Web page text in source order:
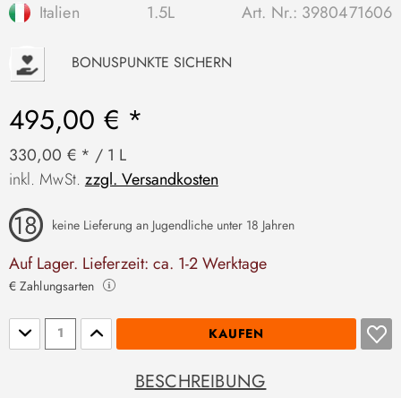
Italien
1.5L Art. Nr.: 3980471606
P BONUSPUNKTE SICHERN
495,00 € *
330,00 € * / 1 L
inkl. MwSt. zzgl. Versandkosten
keine Lieferung an Jugendliche unter 18 Jahren
Auf Lager. Lieferzeit: ca. 1-2 Werktage
€ Zahlungsarten
Stückzahl KAUFEN
BESCHREIBUNG